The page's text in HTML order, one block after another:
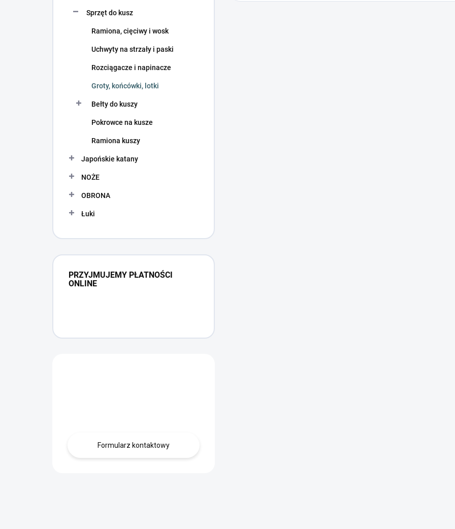
Sprzęt do kusz
Ramiona, cięciwy i wosk
Uchwyty na strzały i paski
Rozciągacze i napinacze
Groty, końcówki, lotki
Bełty do kuszy
Pokrowce na kusze
Ramiona kuszy
Japońskie katany
NOŻE
OBRONA
Łuki
PRZYJMUJEMY PŁATNOŚCI
ONLINE
Formularz kontaktowy